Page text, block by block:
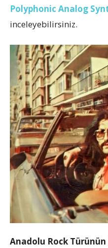
Polyphonic Analog
inceleyebilirsiniz.
Anadolu Rock